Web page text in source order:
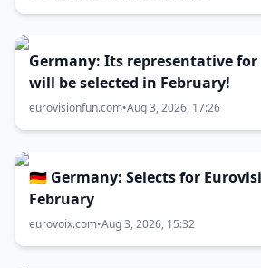
Germany: Its representative for
will be selected in February!
eurovisionfun.com•Aug 3, 2026, 17:26
🇩🇪 Germany: Selects for
February
eurovoix.com•Aug 3, 2026, 15:32